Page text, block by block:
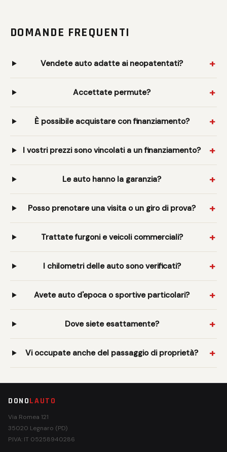
DOMANDE FREQUENTI
Vendete auto adatte ai neopatentati?
Accettate permute?
È possibile acquistare con finanziamento?
I vostri prezzi sono vincolati a un finanziamento?
Le auto hanno la garanzia?
Posso prenotare una visita o un giro di prova?
Trattate furgoni e veicoli commerciali?
I chilometri delle auto sono verificati?
Avete auto d'epoca o sportive particolari?
Dove siete esattamente?
Vi occupate anche del passaggio di proprietà?
DONOLAUTO
Via Romea 121
35020 Legnaro (PD)
P.IVA: IT 05258940286